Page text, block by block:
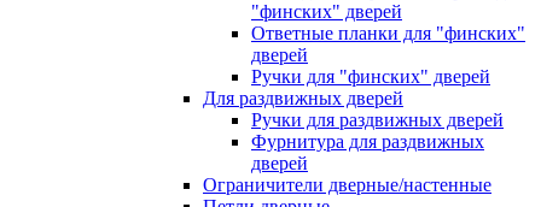
"финских" дверей
Ответные планки для "финских"
дверей
Ручки для "финских" дверей
Для раздвижных дверей
Ручки для раздвижных дверей
Фурнитура для раздвижных
дверей
Ограничители дверные/настенные